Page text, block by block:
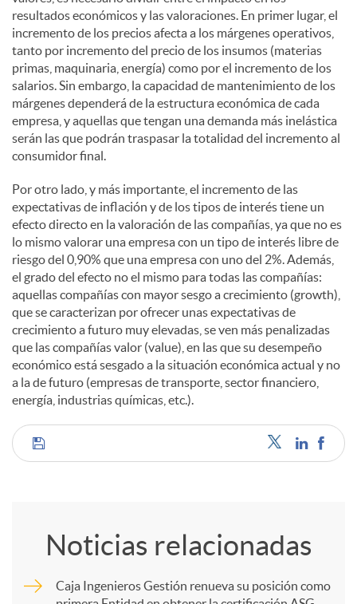
resultados económicos y las valoraciones. En primer lugar, el
incremento de los precios afecta a los márgenes operativos,
tanto por incremento del precio de los insumos (materias
primas, maquinaria, energía) como por el incremento de los
salarios. Sin embargo, la capacidad de mantenimiento de los
márgenes dependerá de la estructura económica de cada
empresa, y aquellas que tengan una demanda más inelástica
serán las que podrán traspasar la totalidad del incremento al
consumidor final.
Por otro lado, y más importante, el incremento de las
expectativas de inflación y de los tipos de interés tiene un
efecto directo en la valoración de las compañías, ya que no es
lo mismo valorar una empresa con un tipo de interés libre de
riesgo del 0,90% que una empresa con uno del 2%. Además,
el grado del efecto no el mismo para todas las compañías:
aquellas compañías con mayor sesgo a crecimiento (growth),
que se caracterizan por ofrecer unas expectativas de
crecimiento a futuro muy elevadas, se ven más penalizadas
que las compañías valor (value), en las que su desempeño
económico está sesgado a la situación económica actual y no
a la de futuro (empresas de transporte, sector financiero,
energía, industrias químicas, etc.).
C
m
Noticias relacionadas
Caja Ingenieros Gestión renueva su posición como